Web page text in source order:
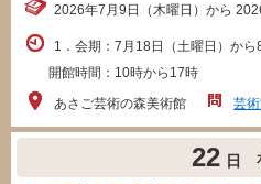
2026年7月9日（木曜日）から
1．会期：7月18日（土曜日）から
開館時間：10時から17時
あさご芸術の森美術館
芸
22 日